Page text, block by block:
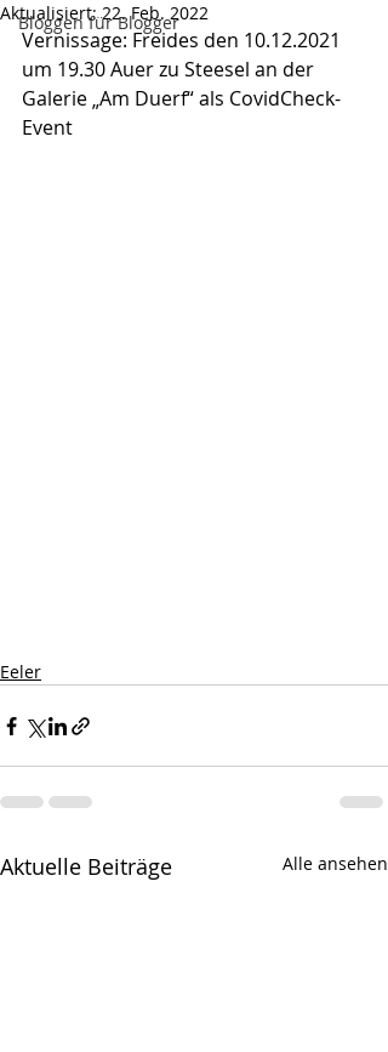
Bloggen für Blogger
Aktualisiert:22. Feb. 2022
Vernissage: Freides den 10.12.2021
um 19.30 Auer zu Steesel an der
Galerie „Am Duerf“ als CovidCheck-
Event
Eeler
Aktuelle Beiträge Alle ansehen